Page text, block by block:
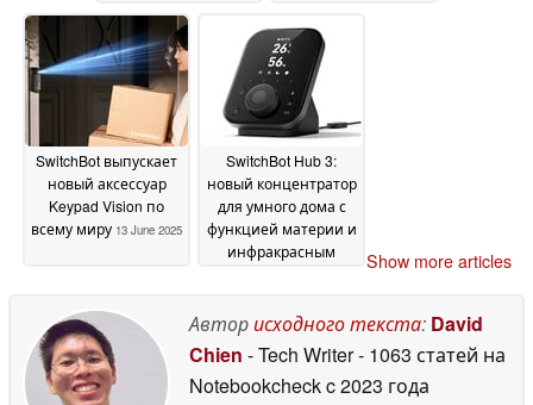
support 08 October 2025
количестве стран
September 2025
SwitchBot выпускает
новый аксессуар
Keypad Vision по
всему миру 13 June 2025
SwitchBot Hub 3:
новый концентратор
для умного дома с
функцией материи и
инфракрасным
Show more articles
Авторисходного текста: David
Chien - Tech Writer- 1063 статей на
Notebookcheckc 2023 года